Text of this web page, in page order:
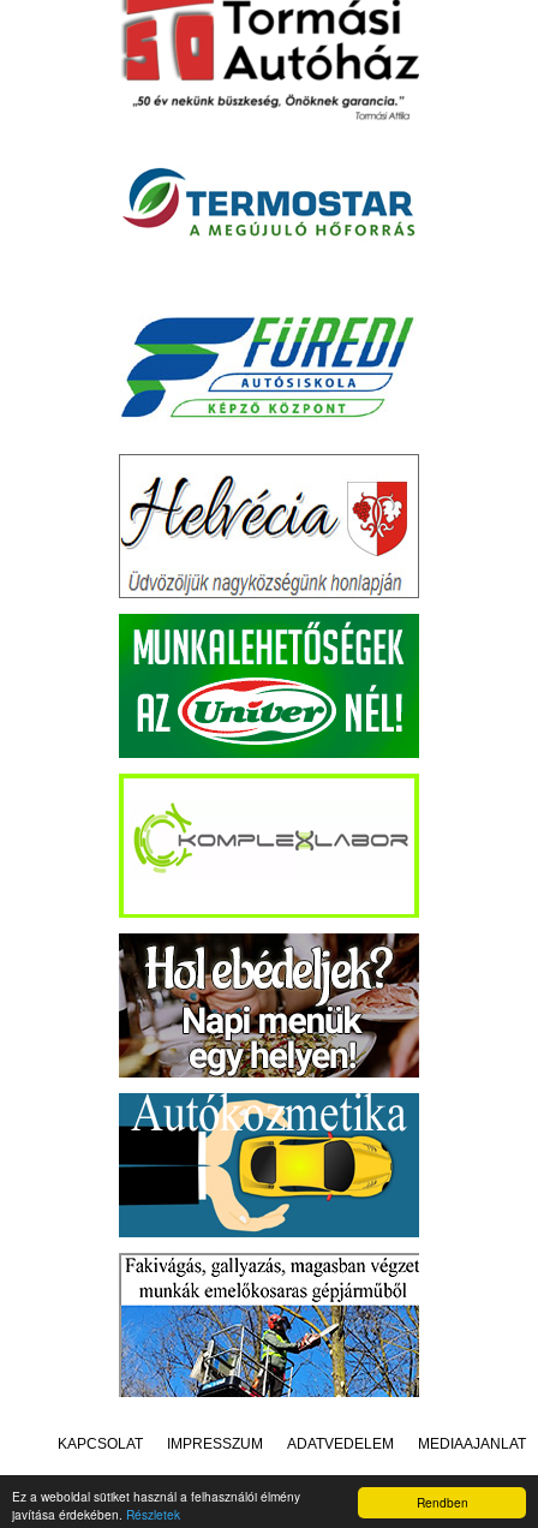
Rendben
Ez a weboldal sütiket használ a felhasználói élmény
javítása érdekében. Részletek
KAPCSOLAT IMPRESSZUM ADATVÉDELEM MÉDIAAJÁNLAT
Készítette:Raster Studio